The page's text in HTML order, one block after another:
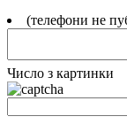
(телефони не
Число з картинки